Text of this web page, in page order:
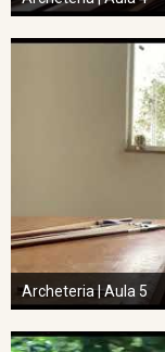
Archeteria | Aula 5